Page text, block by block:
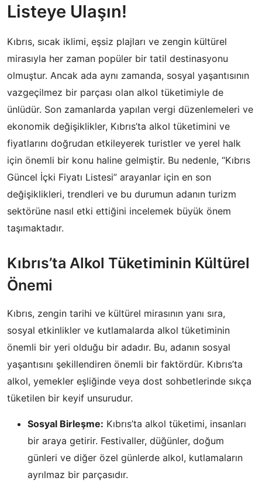
Listeye Ulaşın!
Kıbrıs, sıcak iklimi, eşsiz plajları ve zengin kültürel
mirasıyla her zaman popüler bir tatil destinasyonu
olmuştur. Ancak ada aynı zamanda, sosyal yaşantısının
vazgeçilmez bir parçası olan alkol tüketimiyle de
ünlüdür. Son zamanlarda yapılan vergi düzenlemeleri ve
ekonomik değişiklikler, Kıbrıs’ta alkol tüketimini ve
fiyatlarını doğrudan etkileyerek turistler ve yerel halk
için önemli bir konu haline gelmiştir. Bu nedenle, “Kıbrıs
Güncel İçki Fiyatı Listesi” arayanlar için en son
değişiklikleri, trendleri ve bu durumun adanın turizm
sektörüne nasıl etki ettiğini incelemek büyük önem
taşımaktadır.
Kıbrıs’ta Alkol Tüketiminin Kültürel
Önemi
Kıbrıs, zengin tarihi ve kültürel mirasının yanı sıra,
sosyal etkinlikler ve kutlamalarda alkol tüketiminin
önemli bir yeri olduğu bir adadır. Bu, adanın sosyal
yaşantısını şekillendiren önemli bir faktördür. Kıbrıs’ta
alkol, yemekler eşliğinde veya dost sohbetlerinde sıkça
tüketilen bir keyif unsurudur.
Sosyal Birleşme: Kıbrıs’ta alkol tüketimi, insanları
bir araya getirir. Festivaller, düğünler, doğum
günleri ve diğer özel günlerde alkol, kutlamaların
ayrılmaz bir parçasıdır.